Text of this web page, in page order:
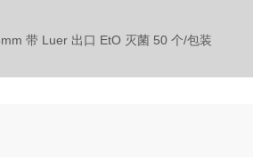
带 Luer 出口 EtO 灭菌 50 个/包装